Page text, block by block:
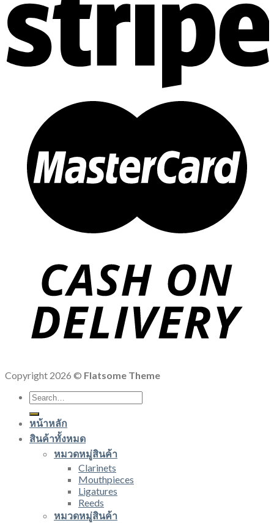
Copyright 2026 © Flatsome Theme
Search
for:
หน้าหลัก
สินค้าทั้งหมด
หมวดหมู่สินค้า
Clarinets
Mouthpieces
Ligatures
Reeds
หมวดหมู่สินค้า